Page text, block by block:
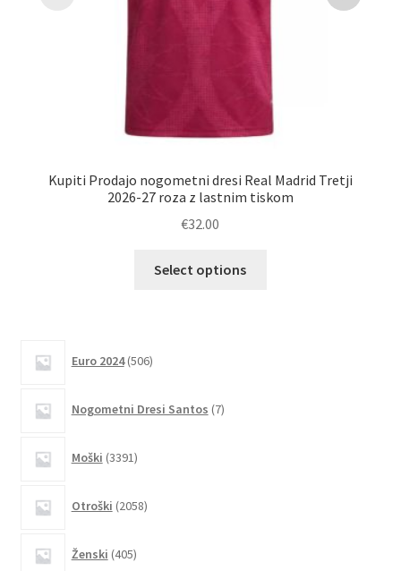
Kupiti Prodajo nogometni dresi Real Madrid Tretji
2026-27 roza z lastnim tiskom
€32.00
Select options
Euro 2024 506izdelkov
Nogometni Dresi Santos 7izdelkov
Moški 3391izdelkov
Otroški 2058izdelkov
Ženski 405izdelkov